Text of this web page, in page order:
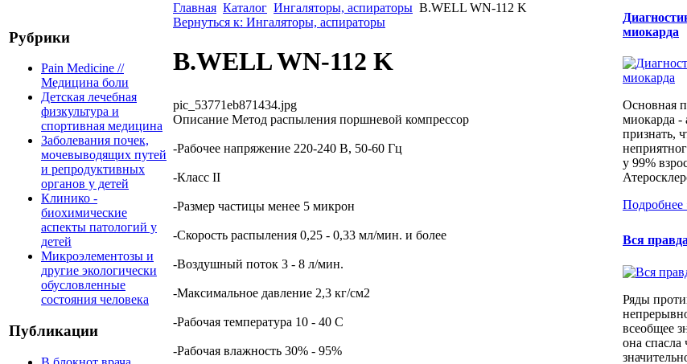
Рубрики
Pain Medicine //
Медицина боли
Детская лечебная
физкультура и
спортивная медицина
Заболевания почек,
мочевыводящих путей
и репродуктивных
органов у детей
Клинико -
биохимические
аспекты патологий у
детей
Микроэлементозы и
другие экологически
обусловленные
состояния человека
Публикации
Главная Каталог Ингаляторы, аспираторы B.WELL WN-112 K
Вернуться к: Ингаляторы, аспираторы
B.WELL WN-112 K
pic_53771eb871434.jpg
Описание Метод распыления поршневой компрессор
-Рабочее напряжение 220-240 В, 50-60 Гц
-Класс II
-Размер частицы менее 5 микрон
-Скорость распыления 0,25 - 0,33 мл/мин. и более
-Воздушный поток 3 - 8 л/мин.
-Максимальное давление 2,3 кг/см2
-Рабочая температура 10 - 40 С
-Рабочая влажность 30% - 95%
миокарда
Основная
миокарда -
признать,
у 99%
Подробнее
Вся
Ряды
всеобщее
она спасла